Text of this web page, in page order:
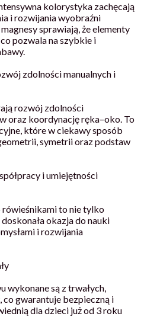
kolorystyka zachęcają
i rozwijania wyobraźni
sprawiają, że elementy
co pozwala na szybkie i
zdolności manualnych i
rozwój zdolności
oraz koordynację ręka–oko. To
które w ciekawy sposób
symetrii oraz podstaw
i umiejętności
to nie tylko
okazja do nauki
i rozwijania
wykonane są z trwałych,
gwarantuje bezpieczną i
dla dzieci już od 3 roku